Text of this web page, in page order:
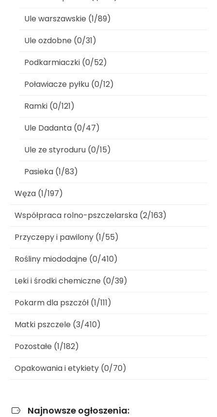
Ule warszawskie (1/89)
Ule ozdobne (0/31)
Podkarmiaczki (0/52)
Poławiacze pyłku (0/12)
Ramki (0/121)
Ule Dadanta (0/47)
Ule ze styroduru (0/15)
Pasieka (1/83)
Węza (1/197)
Współpraca rolno-pszczelarska (2/163)
Przyczepy i pawilony (1/55)
Rośliny miododajne (0/410)
Leki i środki chemiczne (0/39)
Pokarm dla pszczół (1/111)
Matki pszczele (3/410)
Pozostałe (1/182)
Opakowania i etykiety (0/70)
Najnowsze ogłoszenia: